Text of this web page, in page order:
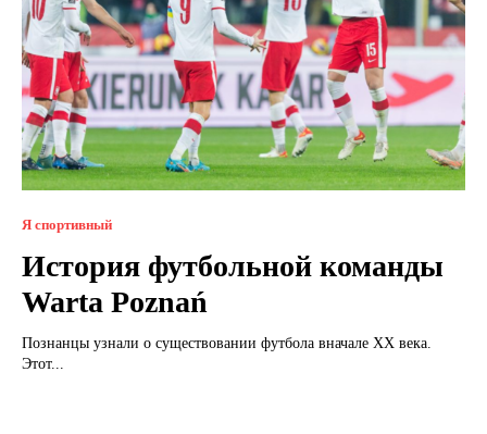
Я спортивный
История футбольной команды
Warta Poznań
Познанцы узнали о существовании футбола вначале ХХ века.
Этот...